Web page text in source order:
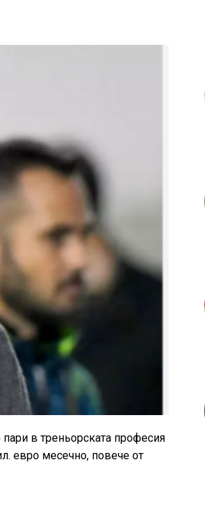
в треньорската професия
евро месечно, повече от